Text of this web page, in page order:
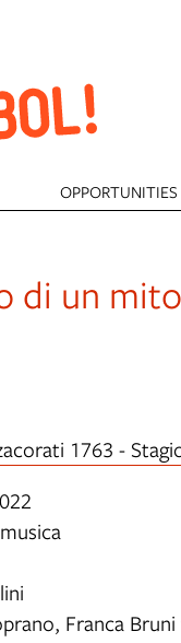
OPPORTUNITIES
di un
1763 -
Franca